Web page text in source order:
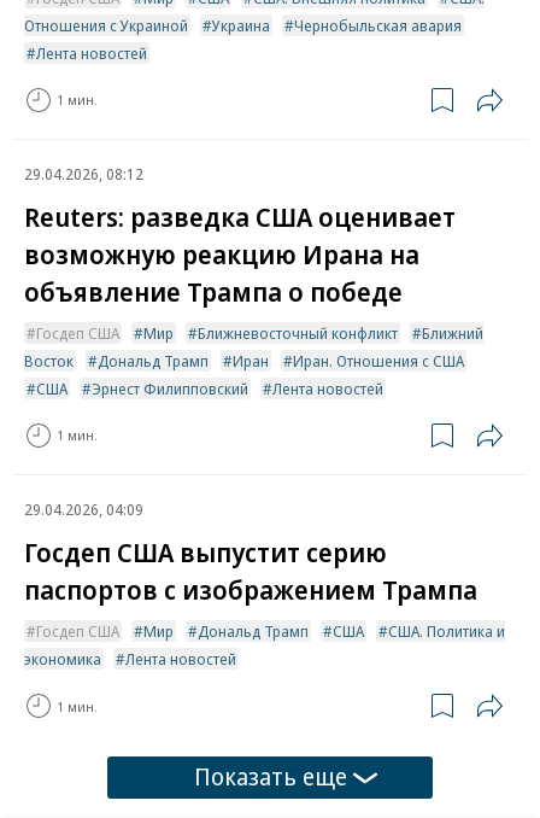
Отношения с Украиной
Украина
Чернобыльская авария
Лента новостей
1 мин.
29.04.2026, 08:12
Reuters: разведка США оценивает
возможную реакцию Ирана на
объявление Трампа о победе
Госдеп США Мир Ближневосточный конфликт
Ближний
Восток
Дональд Трамп Иран
Иран. Отношения с США
США
Эрнест Филипповский Лента новостей
1 мин.
29.04.2026, 04:09
Госдеп США выпустит серию
паспортов с изображением Трампа
Госдеп США Мир Дональд Трамп США
США. Политика и
экономика
Лента новостей
1 мин.
Показать еще